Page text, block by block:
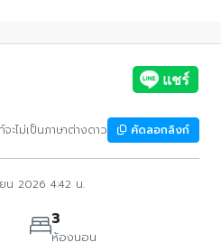
ไม่เป็นภาษาต่างดาว คัดลอกลิงก์
น 2026 4:42 น.
3
ห้องนอน